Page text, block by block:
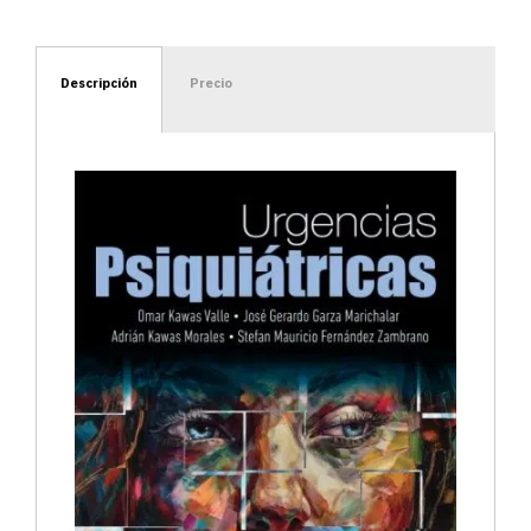
Descripción Precio